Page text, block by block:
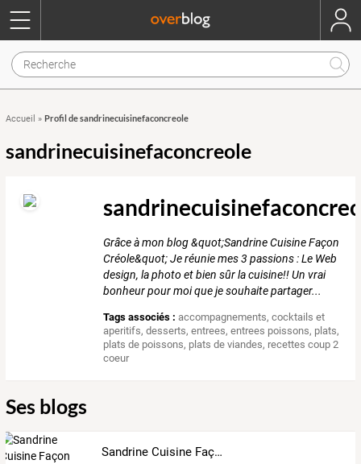
Accueil » Profil de sandrinecuisinefaconcreole
sandrinecuisinefaconcreole
Grâce à mon blog &quot;Sandrine Cuisine Façon
Créole&quot; Je réunie mes 3 passions : Le Web
design, la photo et bien sûr la cuisine!! Un vrai
bonheur pour moi que je souhaite partager...
Tags associés : accompagnements,cocktails et
aperitifs,desserts,entrees,entrees poissons, plats,
plats de poissons, plats de viandes, recettes coup 2
coeur
Ses blogs
Sandrine Cuisine Façon Créole.